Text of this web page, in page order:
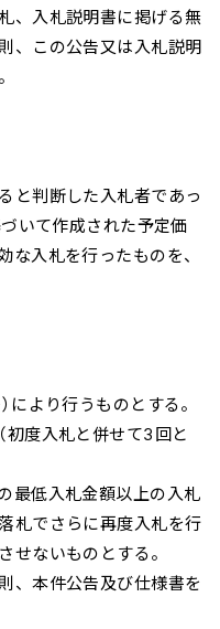
、入札説明書に掲げる無
、この公告又は入札説明
と判断した入札者であっ
いて作成された予定価
入札を行ったものを、
より行うものとする。
度入札と併せて3回と
低入札金額以上の入札
札でさらに再度入札を行
せないものとする。
本件公告及び仕様書を